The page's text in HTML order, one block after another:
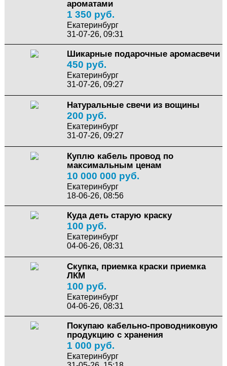
ароматами
1 350 руб.
Екатеринбург
31-07-26, 09:31
Шикарные подарочные аромасвечи
450 руб.
Екатеринбург
31-07-26, 09:27
Натуральные свечи из вощины
200 руб.
Екатеринбург
31-07-26, 09:27
Куплю кaбeль провод по
максимальным ценам
10 000 000 руб.
Екатеринбург
18-06-26, 08:56
Куда деть старую краску
100 руб.
Екатеринбург
04-06-26, 08:31
Скупка, приемка краски приемка
ЛКМ
100 руб.
Екатеринбург
04-06-26, 08:31
Покупаю кабельно-проводниковую
продукцию с хранения
1 000 руб.
Екатеринбург